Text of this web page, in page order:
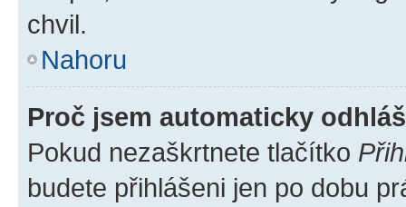
chvil.
Nahoru
Proč jsem automaticky
Pokud nezaškrtnete tlačítko
budete přihlášeni jen po dobu